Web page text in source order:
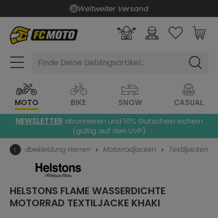
Weltweiter Versand
MOTO BIKE SNOW CASUAL
Finde Deine Lieblingsartikel...
NEWSLETTER abonnieren und 10% Gutschein sichern
(gültig auf den UVP)
Herren Motorradjacken Textiljacken
HELSTONS FLAME WASSERDICHTE
MOTORRAD TEXTILJACKE KHAKI